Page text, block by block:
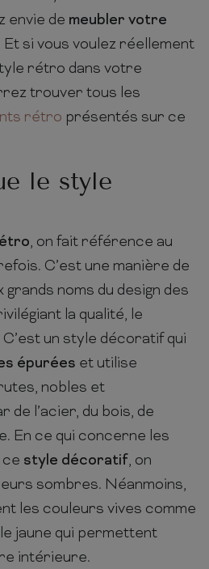
envie de meubler votre
si vous voulez réellement
rétro dans votre
trouver tous les
rétro présentés sur ce
le style
, on fait référence au
C’est une manière de
noms du design des
la qualité, le
un style décoratif qui
épurées et utilise
nobles et
de l’acier, du bois, de
En ce qui concerne les
ce style décoratif, on
sombres. Néanmoins,
les couleurs vives comme
jaune qui permettent
intérieure.